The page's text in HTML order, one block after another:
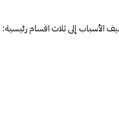
الأسباب إلى ثلاث اقسام رئيسية: